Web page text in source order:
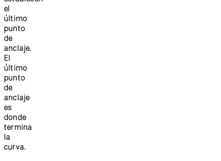
el
último
punto
de
anclaje.
El
último
punto
de
anclaje
es
donde
termina
la
curva.